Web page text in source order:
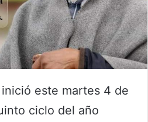
este martes 4 de
ciclo del año